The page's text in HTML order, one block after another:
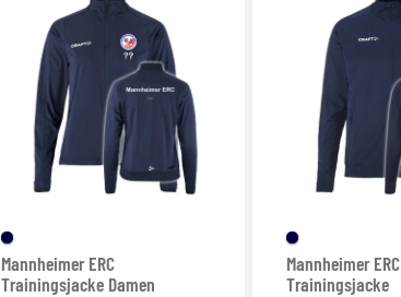
Mannheimer ERC
Trainingsjacke Damen
Mannheimer ERC
Trainingsjacke